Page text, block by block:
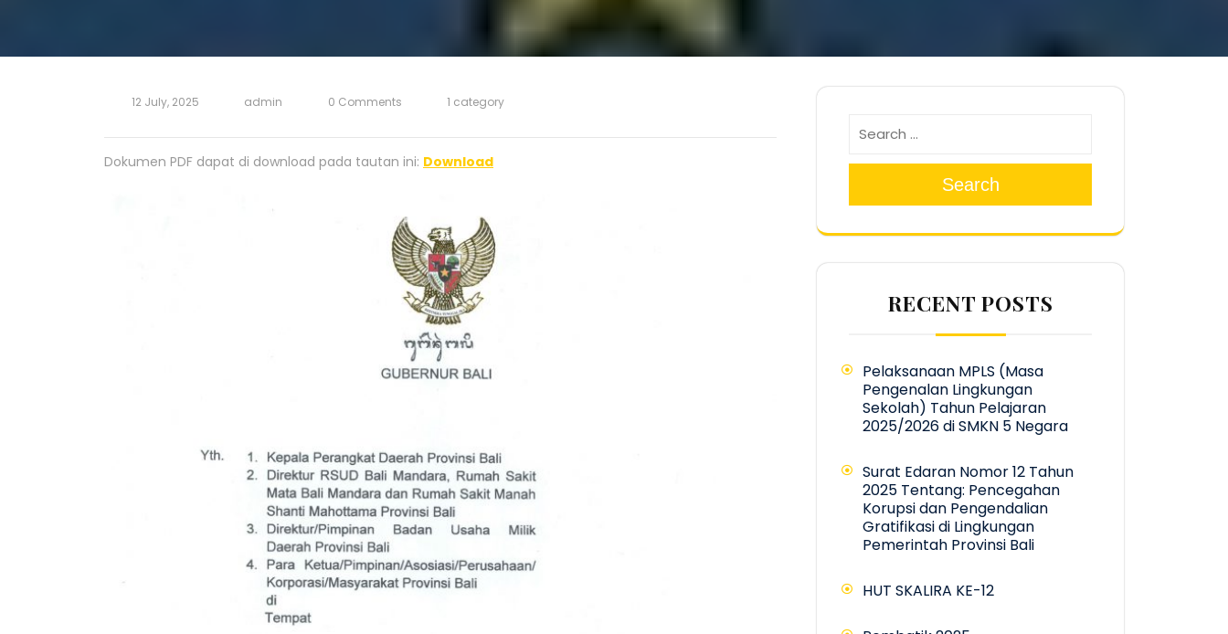
12 July, 2025 admin 0 Comments 1 category
Dokumen PDF dapat di download pada tautan ini: Download
Search
RECENT POSTS
Pelaksanaan MPLS (Masa
Pengenalan Lingkungan
Sekolah) Tahun Pelajaran
2025/2026 di SMKN 5 Negara
Surat Edaran Nomor 12 Tahun
2025 Tentang: Pencegahan
Korupsi dan Pengendalian
Gratifikasi di Lingkungan
Pemerintah Provinsi Bali
HUT SKALIRA KE-12